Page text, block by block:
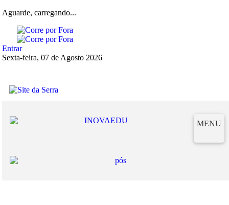
Aguarde, carregando...
Entrar
Sexta-feira, 07 de Agosto 2026
MENU